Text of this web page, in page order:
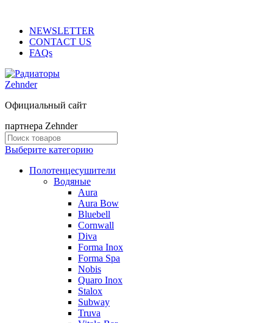
NEWSLETTER
CONTACT US
FAQs
Официальный сайт
партнера Zehnder
Выберите категорию
Полотенцесушители
Водяные
Aura
Aura Bow
Bluebell
Cornwall
Diva
Forma Inox
Forma Spa
Nobis
Quaro Inox
Stalox
Subway
Truva